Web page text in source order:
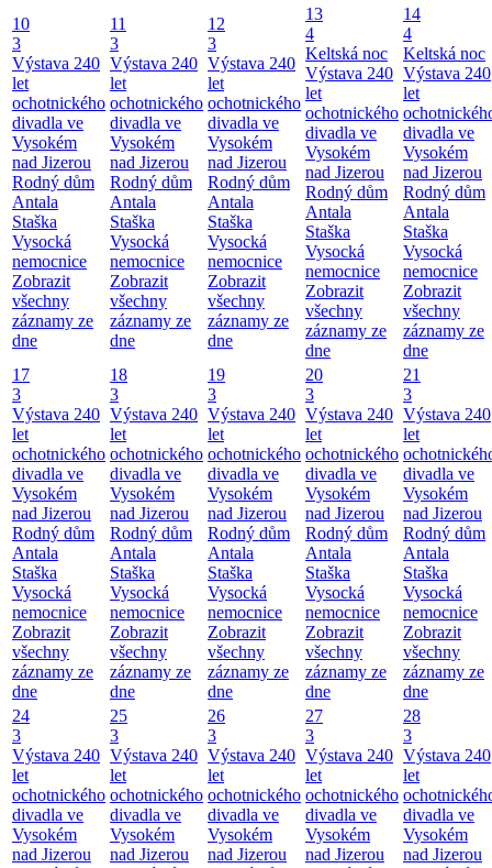
10
3
Výstava 240
let
ochotnického
divadla ve
Vysokém
nad Jizerou
Rodný dům
Antala
Staška
Vysocká
nemocnice
Zobrazit
všechny
záznamy ze
dne
11
3
Výstava 240
let
ochotnického
divadla ve
Vysokém
nad Jizerou
Rodný dům
Antala
Staška
Vysocká
nemocnice
Zobrazit
všechny
záznamy ze
dne
12
3
Výstava 240
let
ochotnického
divadla ve
Vysokém
nad Jizerou
Rodný dům
Antala
Staška
Vysocká
nemocnice
Zobrazit
všechny
záznamy ze
dne
13
4
Keltská noc
Výstava 240
let
ochotnického
divadla ve
Vysokém
nad Jizerou
Rodný dům
Antala
Staška
Vysocká
nemocnice
Zobrazit
všechny
záznamy ze
dne
14
4
Keltská noc
Výstava 240
let
divadla ve
Vysokém
nad Jizerou
Rodný dům
Antala
Staška
Vysocká
nemocnice
Zobrazit
všechny
záznamy ze
dne
17
3
Výstava 240
let
ochotnického
divadla ve
Vysokém
nad Jizerou
Rodný dům
Antala
Staška
Vysocká
nemocnice
Zobrazit
všechny
záznamy ze
dne
18
3
Výstava 240
let
ochotnického
divadla ve
Vysokém
nad Jizerou
Rodný dům
Antala
Staška
Vysocká
nemocnice
Zobrazit
všechny
záznamy ze
dne
19
3
Výstava 240
let
ochotnického
divadla ve
Vysokém
nad Jizerou
Rodný dům
Antala
Staška
Vysocká
nemocnice
Zobrazit
všechny
záznamy ze
dne
20
3
Výstava 240
let
ochotnického
divadla ve
Vysokém
nad Jizerou
Rodný dům
Antala
Staška
Vysocká
nemocnice
Zobrazit
všechny
záznamy ze
dne
21
3
Výstava 240
let
divadla ve
Vysokém
nad Jizerou
Rodný dům
Antala
Staška
Vysocká
nemocnice
Zobrazit
všechny
záznamy ze
dne
24
3
Výstava 240
let
ochotnického
divadla ve
Vysokém
nad Jizerou
25
3
Výstava 240
let
ochotnického
divadla ve
Vysokém
nad Jizerou
26
3
Výstava 240
let
ochotnického
divadla ve
Vysokém
nad Jizerou
27
3
Výstava 240
let
ochotnického
divadla ve
Vysokém
nad Jizerou
28
3
Výstava 240
let
divadla ve
Vysokém
nad Jizerou